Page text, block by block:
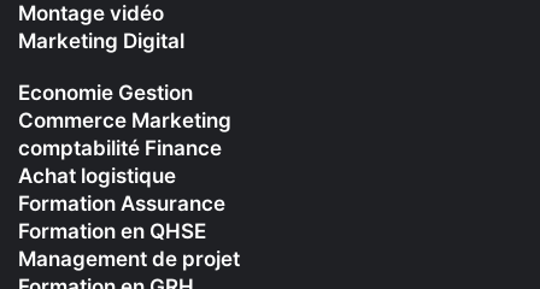
Montage vidéo
Marketing Digital
Economie Gestion
Commerce Marketing
comptabilité Finance
Achat logistique
Formation Assurance
Formation en QHSE
Management de projet